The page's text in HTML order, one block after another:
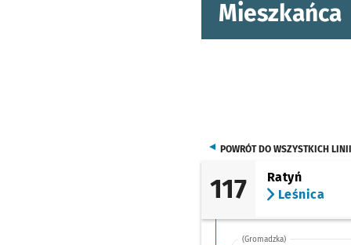
Mieszkańca
POWRÓT DO WSZYSTKICH LINII
117
Ratyń
Leśnica
(Gromadzka)